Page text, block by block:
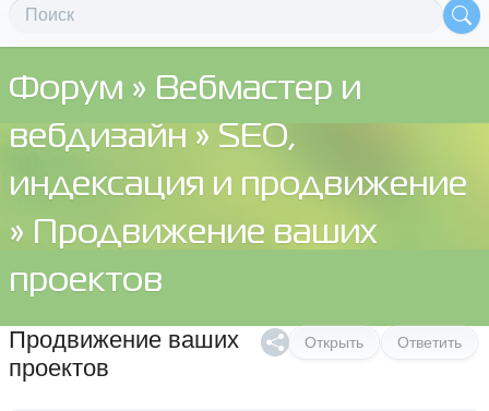
Форум » Вебмастер и
вебдизайн » SEO,
индексация и продвижение
» Продвижение ваших
проектов
Открыть Ответить
Продвижение ваших
проектов